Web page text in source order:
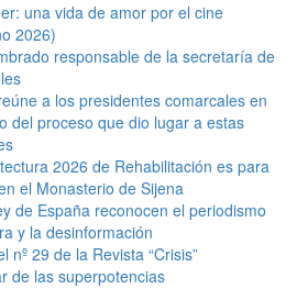
una vida de amor por el cine
2026)
responsable de la secretaría de
a los presidentes comarcales en
del proceso que dio lugar a estas
2026 de Rehabilitación es para
el Monasterio de Sijena
de España reconocen el periodismo
y la desinformación
nº 29 de la Revista “Crisis”
de las superpotencias